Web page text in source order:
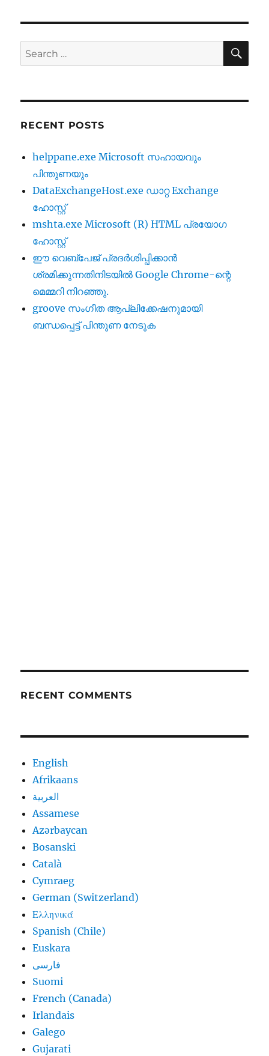
Search
for:
RECENT POSTS
helppane.exe Microsoft സഹായവും
പിന്തുണയും
DataExchangeHost.exe ഡാറ്റ Exchange
ഹോസ്റ്റ്
mshta.exe Microsoft (R) HTML പ്രയോഗ
ഹോസ്റ്റ്
ഈ വെബ്‌പേജ് പ്രദർശിപ്പിക്കാൻ
ശ്രമിക്കുന്നതിനിടയിൽ Google Chrome-ന്റെ
മെമ്മറി നിറഞ്ഞു.
groove സംഗീത ആപ്ലിക്കേഷനുമായി
ബന്ധപ്പെട്ട് പിന്തുണ നേടുക
RECENT COMMENTS
English
Afrikaans
العربية
Assamese
Azərbaycan
Bosanski
Català
Cymraeg
German (Switzerland)
Ελληνικά
Spanish (Chile)
Euskara
فارسی
Suomi
French (Canada)
Irlandais
Galego
Gujarati